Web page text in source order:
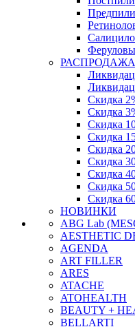
РАСПРОДАЖА
Скидка
Скидка
Скидка
Скидка
Скидка
Скидка
Скидка
Скидка
Скидка
НОВИНКИ
ABG Lab
AESTHETIC
AGENDA
ART FILLER
ARES
ATACHE
ATOHEALTH
BEAUTY +
BELLARTI